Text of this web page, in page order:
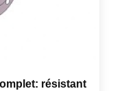
résistant